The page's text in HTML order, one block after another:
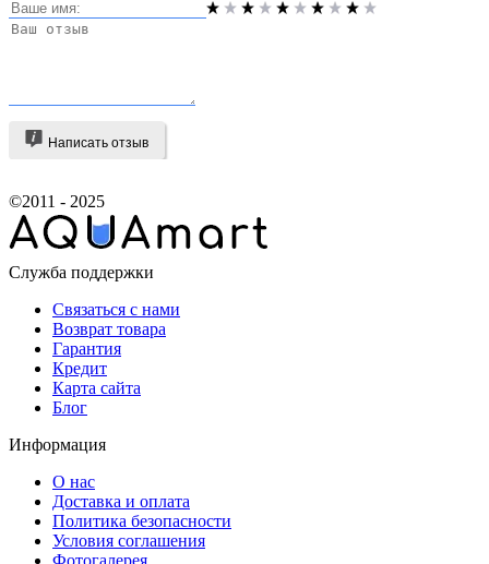
Написать отзыв
©2011 - 2025
Служба поддержки
Связаться с нами
Возврат товара
Гарантия
Кредит
Карта сайта
Блог
Информация
О нас
Доставка и оплата
Политика безопасности
Условия соглашения